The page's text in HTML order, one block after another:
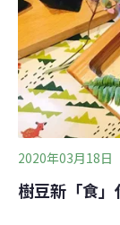
後號召族人返
農地，種回傳
店」，架上販
等雜糧作物，
可說是
2020年03月18日
樹豆新「食